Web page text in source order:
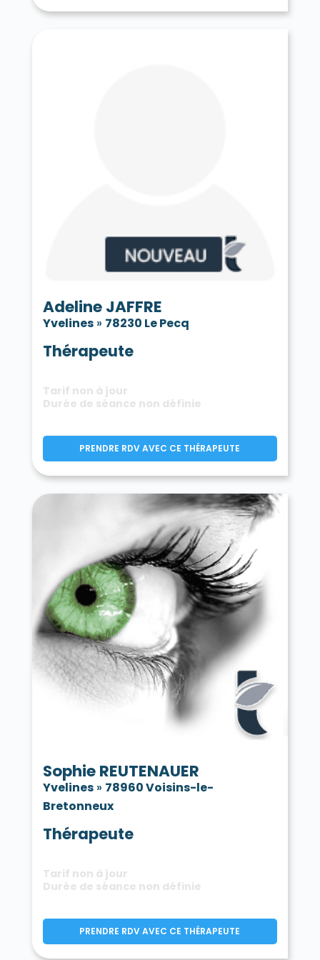
Tessancourt-sur-Aubette 78250
Villepreux 78450
Villette 78930
Villiers-le-Mahieu 78770
Villiers-Saint-Frédéric 78640
Voisins-le-Bretonneux 78960
Adeline JAFFRE
Yvelines» 78230 Le Pecq
Thérapeute
Tarif non à jour
Durée de séance non définie
PRENDRE RDV AVEC CE THÉRAPEUTE
Sophie REUTENAUER
Yvelines» 78960 Voisins-le-
Bretonneux
Thérapeute
Tarif non à jour
Durée de séance non définie
PRENDRE RDV AVEC CE THÉRAPEUTE